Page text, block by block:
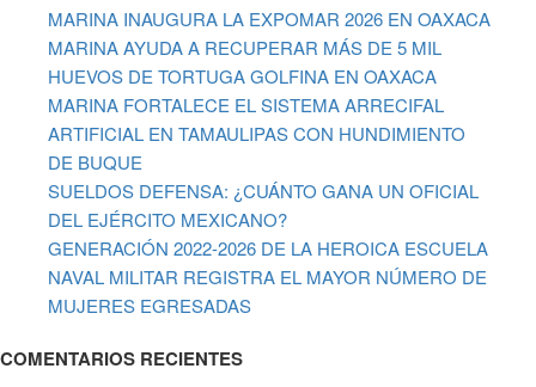
MARINA INAUGURA LA EXPOMAR 2026 EN OAXACA
MARINA AYUDA A RECUPERAR MÁS DE 5 MIL
HUEVOS DE TORTUGA GOLFINA EN OAXACA
MARINA FORTALECE EL SISTEMA ARRECIFAL
ARTIFICIAL EN TAMAULIPAS CON HUNDIMIENTO
DE BUQUE
SUELDOS DEFENSA: ¿CUÁNTO GANA UN OFICIAL
DEL EJÉRCITO MEXICANO?
GENERACIÓN 2022-2026 DE LA HEROICA ESCUELA
NAVAL MILITAR REGISTRA EL MAYOR NÚMERO DE
MUJERES EGRESADAS
COMENTARIOS RECIENTES